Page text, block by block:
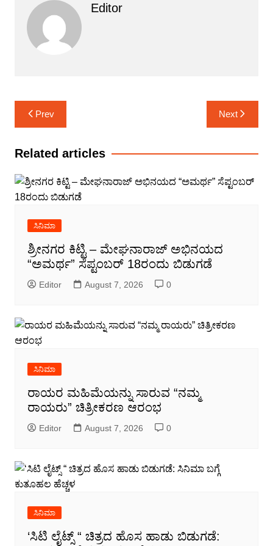
Editor
Post
navigation
Prev Next
Related articles
ಸಿನಿಮಾ
ಶ್ರೀನಗರ ಕಿಟ್ಟಿ – ಮೇಘನಾರಾಜ್ ಅಭಿನಯದ
“ಅಮರ್ಥ” ಸೆಪ್ಟಂಬರ್ 18ರಂದು ಬಿಡುಗಡೆ
Editor August 7, 2026 0
ಸಿನಿಮಾ
ರಾಯರ ಮಹಿಮೆಯನ್ನು ಸಾರುವ “ನಮ್ಮ
ರಾಯರು” ಚಿತ್ರೀಕರಣ ಆರಂಭ
Editor August 7, 2026 0
ಸಿನಿಮಾ
‘ಸಿಟಿ ಲೈಟ್ಸ್ “ ಚಿತ್ರದ ಹೊಸ ಹಾಡು ಬಿಡುಗಡೆ: